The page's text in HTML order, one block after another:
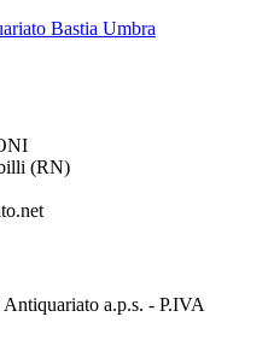
Bastia Umbra
(RN)
a.p.s. - P.IVA